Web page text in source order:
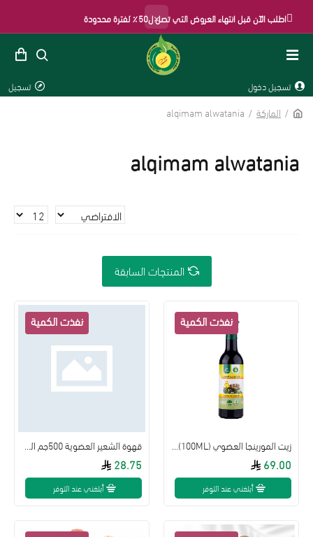
اطلب الآن قبل انتهاء العروض التي تصل ل50٪ لفترة محدودة
×
تسجيل دخول تسجيل
الماركة alqimam alwatania
alqimam alwatania
المنتجات السابقة
69.00
أبلغني عند التوفر
28.75
أبلغني عند التوفر